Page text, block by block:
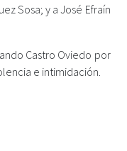
Sosa; y a José Efraín
Castro Oviedo por
e intimidación.